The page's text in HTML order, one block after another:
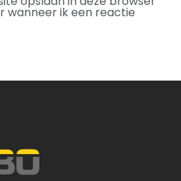
wanneer ik een reactie